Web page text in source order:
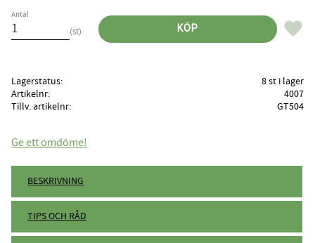
Antal
st KÖP Lägg
Lagerstatus
8 st i lager
Artikelnr
4007
Tillv. artikelnr
GT504
Ge ett omdöme!
BESKRIVNING
TIPS OCH RÅD